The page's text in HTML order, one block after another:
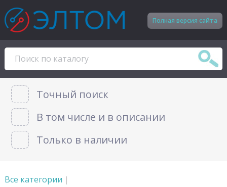
Полная версия сайта
Точный поиск
В том числе и в описании
Только в наличии
Все категории |